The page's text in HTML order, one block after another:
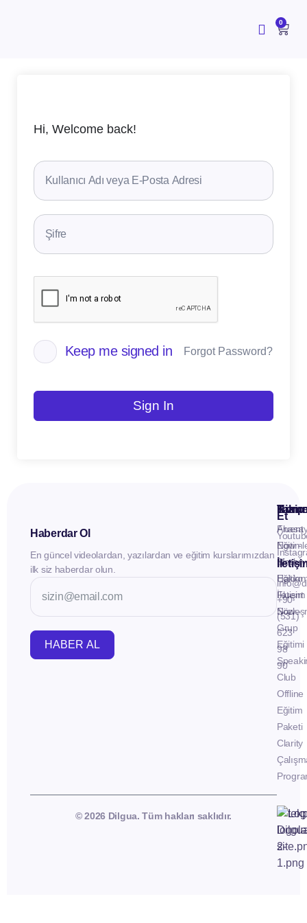
0
Hi, Welcome back!
Keep me signed in Forgot Password?
Sign In
Haberdar Ol
En güncel videolardan, yazılardan ve eğitim kurslarımızdan
ilk siz haberdar olun.
HABER AL
İletişim
Fluent
Now -
Birebir
Eğitim
Fluent
Now -
Grup
Eğitimi
Club
Offline
Eğitim
Paketi
Clarity
Takip
Et
+90
(531)
623
98
90
© 2026 Dilgua. Tüm hakları saklıdır.